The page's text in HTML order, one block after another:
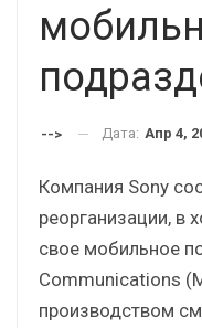
--> Дата: Апр 4,
Компания Sony
реорганизации, в
свое мобильное
Communications
производством